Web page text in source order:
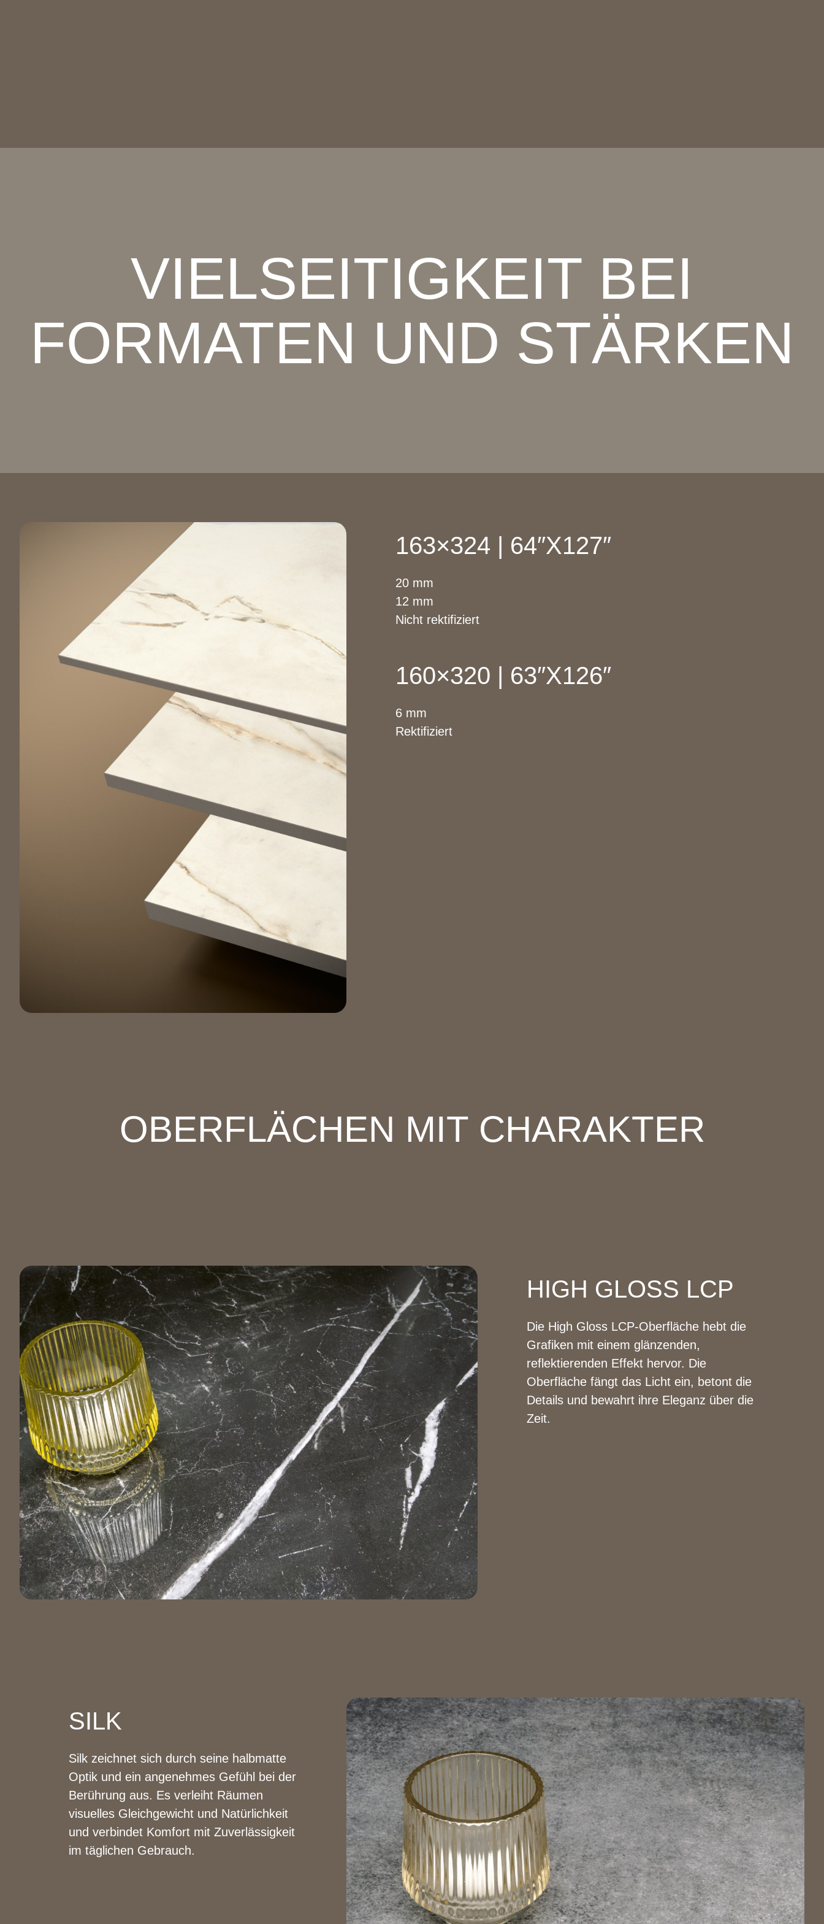
VIELSEITIGKEIT BEI
FORMATEN UND STÄRKEN
163×324 | 64″X127″
20 mm
12 mm
Nicht rektifiziert
160×320 | 63″X126″
6 mm
Rektifiziert
OBERFLÄCHEN MIT CHARAKTER
HIGH GLOSS LCP
Die High Gloss LCP-Oberfläche hebt die
Grafiken mit einem glänzenden,
reflektierenden Effekt hervor. Die
Oberfläche fängt das Licht ein, betont die
Details und bewahrt ihre Eleganz über die
Zeit.
SILK
Silk zeichnet sich durch seine halbmatte
Optik und ein angenehmes Gefühl bei der
Berührung aus. Es verleiht Räumen
visuelles Gleichgewicht und Natürlichkeit
und verbindet Komfort mit Zuverlässigkeit
im täglichen Gebrauch.